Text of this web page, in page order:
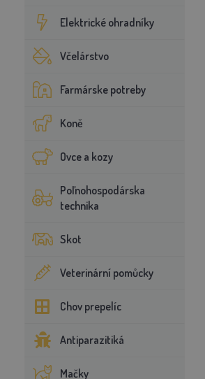
Elektrické ohradníky
Včelárstvo
Farmárske potreby
Koně
Ovce a kozy
Poľnohospodárska
technika
Skot
Veterinární pomůcky
Chov prepelíc
Antiparazitiká
Mačky